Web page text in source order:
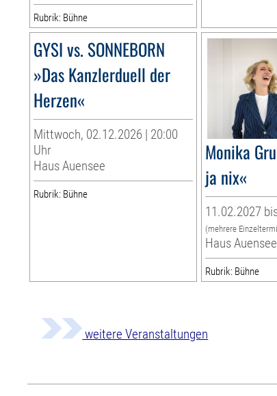
Rubrik: Bühne
GYSI vs. SONNEBORN
»Das Kanzlerduell der
Herzen«
Mittwoch, 02.12.2026 | 20:00
Uhr
Haus Auensee
Rubrik: Bühne
Monika
ja nix«
11.02.2027
(mehrere
Haus Auensee
Rubrik: Bühne
weitere Veranstaltungen